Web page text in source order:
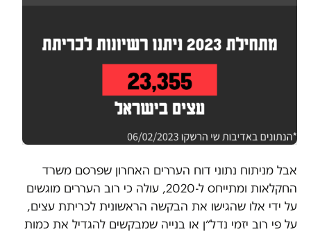
אבל מניתוח נתוני דוח העררים האחרון שפרסם משרד
החקלאות ומתייחס ל-2020, עולה כי רוב העררים מוגשים
על ידי אלו שהגישו את הבקשה הראשונית לכריתת עצים,
על פי רוב יזמי נדל״ן או בנייה שמבקשים להגדיל את כמות